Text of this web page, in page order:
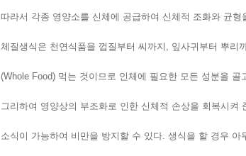
따라서 각종 영양소를 신체에 공급하여 신체적 조화와 균형
체질생식은 천연식품을 껍질부터 씨까지, 잎사귀부터 뿌리
(Whole Food) 먹는 것이므로 인체에 필요한 모든 성분을 골
그리하여 영양상의 부조화로 인한 신체적 손상을 회복시켜
소식이 가능하여 비만을 방지할 수 있다. 생식을 할 경우 아